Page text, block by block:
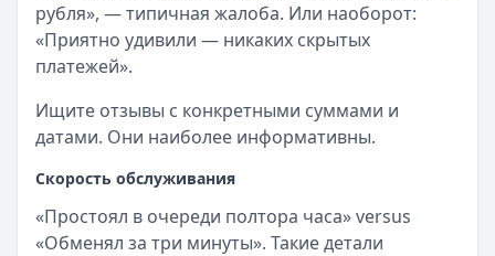
рубля», — типичная жалоба. Или наоборот:
«Приятно удивили — никаких скрытых
платежей».
Ищите отзывы с конкретными суммами и
датами. Они наиболее информативны.
Скорость обслуживания
«Простоял в очереди полтора часа» versus
«Обменял за три минуты». Такие детали